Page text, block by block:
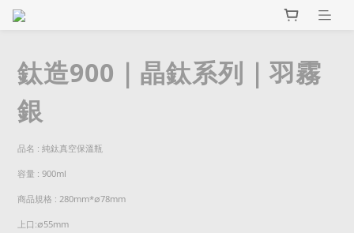
鈦造900｜晶鈦系列｜羽霧
銀
品名 : 純鈦真空保溫瓶
容量 : 900ml
商品規格 : 280mm*∅78mm
上口:∅55mm